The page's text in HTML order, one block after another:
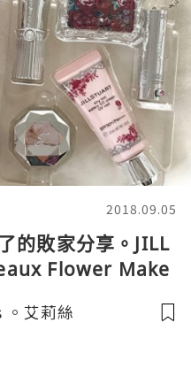
2018.09.05
的敗家分享。JILL
Flower Make
艾莉絲